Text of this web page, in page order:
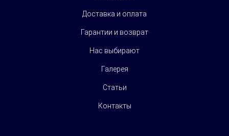
Доставка и оплата
Гарантии и возврат
Нас выбирают
Галерея
Статьи
Контакты